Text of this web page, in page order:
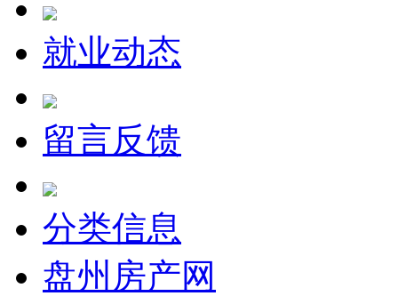
就业动态
留言反馈
分类信息
盘州房产网